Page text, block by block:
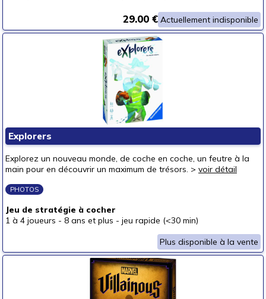
Actuellement indisponible
29.00 €
Explorers
Explorez un nouveau monde, de coche en coche, un feutre à la
main pour en découvrir un maximum de trésors. > voir détail
PHOTOS
Jeu de stratégie à cocher
1 à 4 joueurs - 8 ans et plus - jeu rapide (<30 min)
Plus disponible à la vente